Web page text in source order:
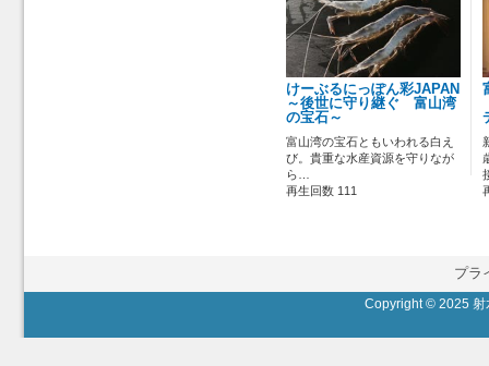
けーぶるにっぽん彩JAPAN
～後世に守り継ぐ 富山湾
の宝石～
富山湾の宝石ともいわれる白え
び。貴重な水産資源を守りなが
ら…
再生回数 111
プラ
Copyright © 2025 射